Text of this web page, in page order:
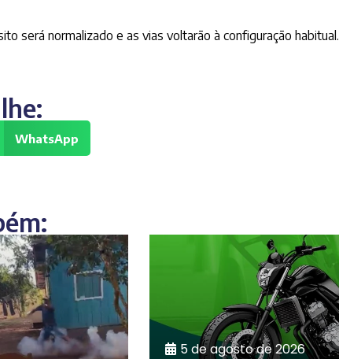
será normalizado e as vias voltarão à configuração habitual.
WhatsApp
5 de agosto de 2026